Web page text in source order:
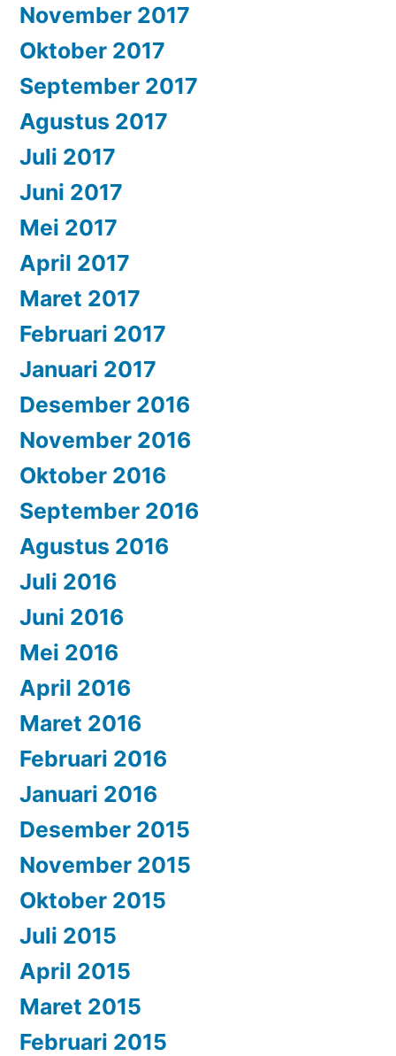
November 2017
Oktober 2017
September 2017
Agustus 2017
Juli 2017
Juni 2017
Mei 2017
April 2017
Maret 2017
Februari 2017
Januari 2017
Desember 2016
November 2016
Oktober 2016
September 2016
Agustus 2016
Juli 2016
Juni 2016
Mei 2016
April 2016
Maret 2016
Februari 2016
Januari 2016
Desember 2015
November 2015
Oktober 2015
Juli 2015
April 2015
Maret 2015
Februari 2015